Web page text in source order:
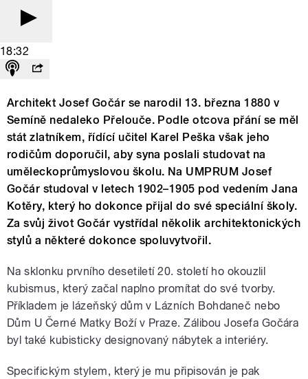
18:32
Architekt Josef Gočár se narodil 13. března 1880 v
Semíně nedaleko Přelouče. Podle otcova přání se měl
stát zlatníkem, řídící učitel Karel Peška však jeho
rodičům doporučil, aby syna poslali studovat na
uměleckoprůmyslovou školu. Na UMPRUM Josef
Gočár studoval v letech 1902–1905 pod vedením Jana
Kotěry, který ho dokonce přijal do své speciální školy.
Za svůj život Gočár vystřídal několik architektonických
stylů a některé dokonce spoluvytvořil.
Na sklonku prvního desetiletí 20. století ho okouzlil
kubismus, který začal naplno promítat do své tvorby.
Příkladem je lázeňský dům v Lázních Bohdaneč nebo
Dům U Černé Matky Boží v Praze. Zálibou Josefa Gočára
byl také kubisticky designovaný nábytek a interiéry.
Specifickým stylem, který je mu připisován je pak